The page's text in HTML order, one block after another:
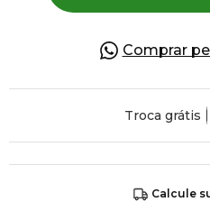
Comprar
Troca grátis
Calcule
OFERTAS